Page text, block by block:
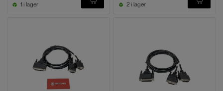
1 i lager 2 i lager